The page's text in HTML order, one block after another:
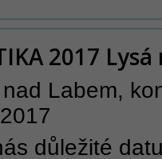
2017
Labem,
důležité